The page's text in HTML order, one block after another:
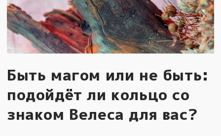
Быть магом или не быть:
подойдёт ли кольцо со
знаком Велеса для вас?